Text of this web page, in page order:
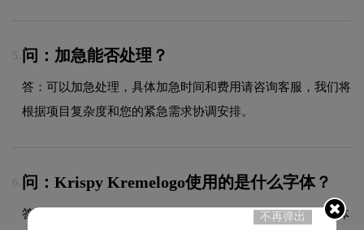
5. 问：加急能否处理？
答：可以加急处理，具体加急时间和费用请咨询客服，我们将
根据项目复杂度和您的紧急需求协调安排。
6. 问：Krispy Kremelogo使用的是什么字体？
答：Krispy Kreme品牌标志采用的是时尚斜体字标设计，字体
不再弹出